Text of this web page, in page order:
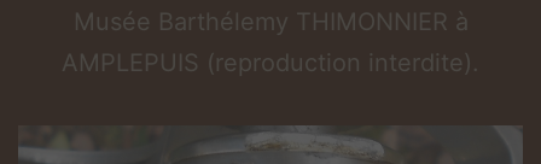
Musée Barthélemy THIMONNIER à
AMPLEPUIS (reproduction interdite).